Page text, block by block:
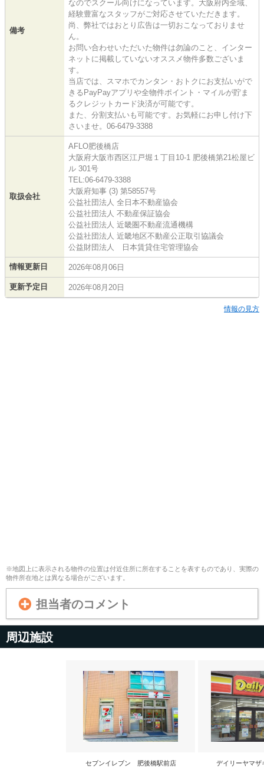
備考
なのでスクール向けになっています。大阪府内全域、
経験豊富なスタッフがご対応させていただきます。
尚、弊社ではおとり広告は一切おこなっておりませ
ん。
お問い合わせいただいた物件は勿論のこと、インター
ネットに掲載していないオススメ物件多数ございま
す。
当店では、スマホでカンタン・おトクにお支払いがで
きるPayPayアプリや全物件ポイント・マイルが貯ま
るクレジットカード決済が可能です。
また、分割支払いも可能です。お気軽にお申し付け下
さいませ。06-6479-3388
取扱会社
AFLO肥後橋店
大阪府大阪市西区江戸堀１丁目10-1 肥後橋第21松屋ビ
ル 301号
TEL:06-6479-3388
大阪府知事 (3) 第58557号
公益社団法人 全日本不動産協会
公益社団法人 不動産保証協会
公益社団法人 近畿圏不動産流通機構
公益社団法人 近畿地区不動産公正取引協議会
公益財団法人 日本賃貸住宅管理協会
情報更新日 2026年08月06日
更新予定日 2026年08月20日
情報の見方
※地図上に表示される物件の位置は付近住所に所在することを表すものであり、実際の
物件所在地とは異なる場合がございます。
担当者のコメント
周辺施設
セブンイレブン 肥後橋駅前店 デイリーヤマザ